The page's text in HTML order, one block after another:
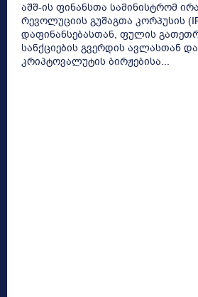
აშშ-ის ფინანსთა სამინისტრომ
რევოლუციის გუშაგთა კორპუსის
დაფინანსებასთან, ფულის
სანქციების გვერდის ავლასთან
კრიპტოვალუტის ბირჟებისა...